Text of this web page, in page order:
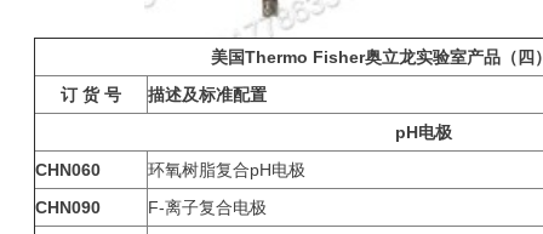
美国Thermo Fisher奥立龙实验室产品（
订 货 号
描述及标准配置
pH电极
CHN060
环氧树脂复合pH电极
CHN090
F-离子复合电极